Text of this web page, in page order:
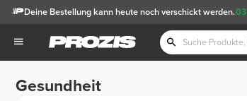
03
Deine Bestellung kann heute noch verschickt werden.
Gesundheit